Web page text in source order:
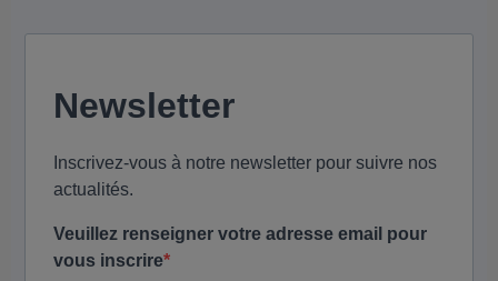
Newsletter
Inscrivez-vous à notre newsletter pour suivre nos
actualités.
Veuillez renseigner votre adresse email pour
vous inscrire